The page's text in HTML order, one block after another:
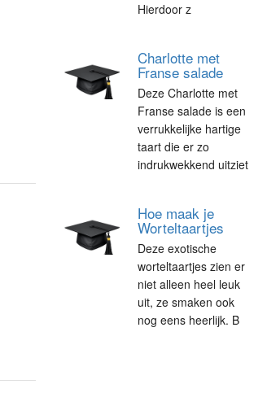
Hierdoor z
Charlotte met
Franse salade
Deze Charlotte met
Franse salade is een
verrukkelijke hartige
taart die er zo
indrukwekkend uitziet
Hoe maak je
Worteltaartjes
Deze exotische
worteltaartjes zien er
niet alleen heel leuk
uit, ze smaken ook
nog eens heerlijk. B